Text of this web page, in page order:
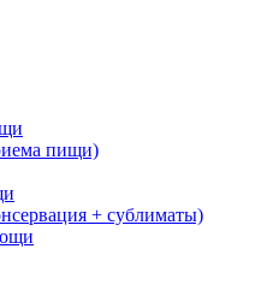
пищи)
+ сублиматы)